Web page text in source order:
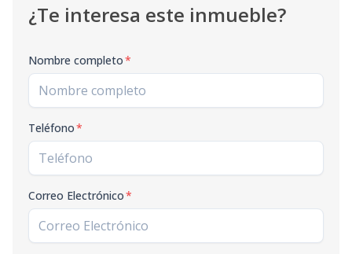
¿Te interesa este inmueble?
Nombre completo*
Teléfono*
Correo Electrónico*